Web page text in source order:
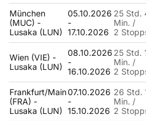
München
(MUC) -
Lusaka (LUN)
05.10.2026
-
17.10.2026
25 Std.
Min. /
2
Wien (VIE) -
Lusaka (LUN)
08.10.2026
-
16.10.2026
25 Std.
Min. /
2
Frankfurt/Main
(FRA) -
Lusaka (LUN)
07.10.2026
-
15.10.2026
26 Std.
Min. /
2